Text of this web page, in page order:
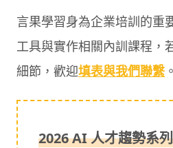
言果學習身為企業培訓的重
工具與實作相關內訓課程，
細節，歡迎填表與我們聯繫。
2026 AI 人才趨勢系